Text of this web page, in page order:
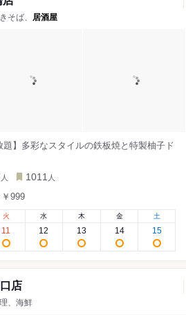
そば、 居酒屋
】多彩なスタイルの鉄板焼と特製柚子ド
人 1011 人
￥999
火
11
水
12
木
13
金
14
土
15
店
、海鮮